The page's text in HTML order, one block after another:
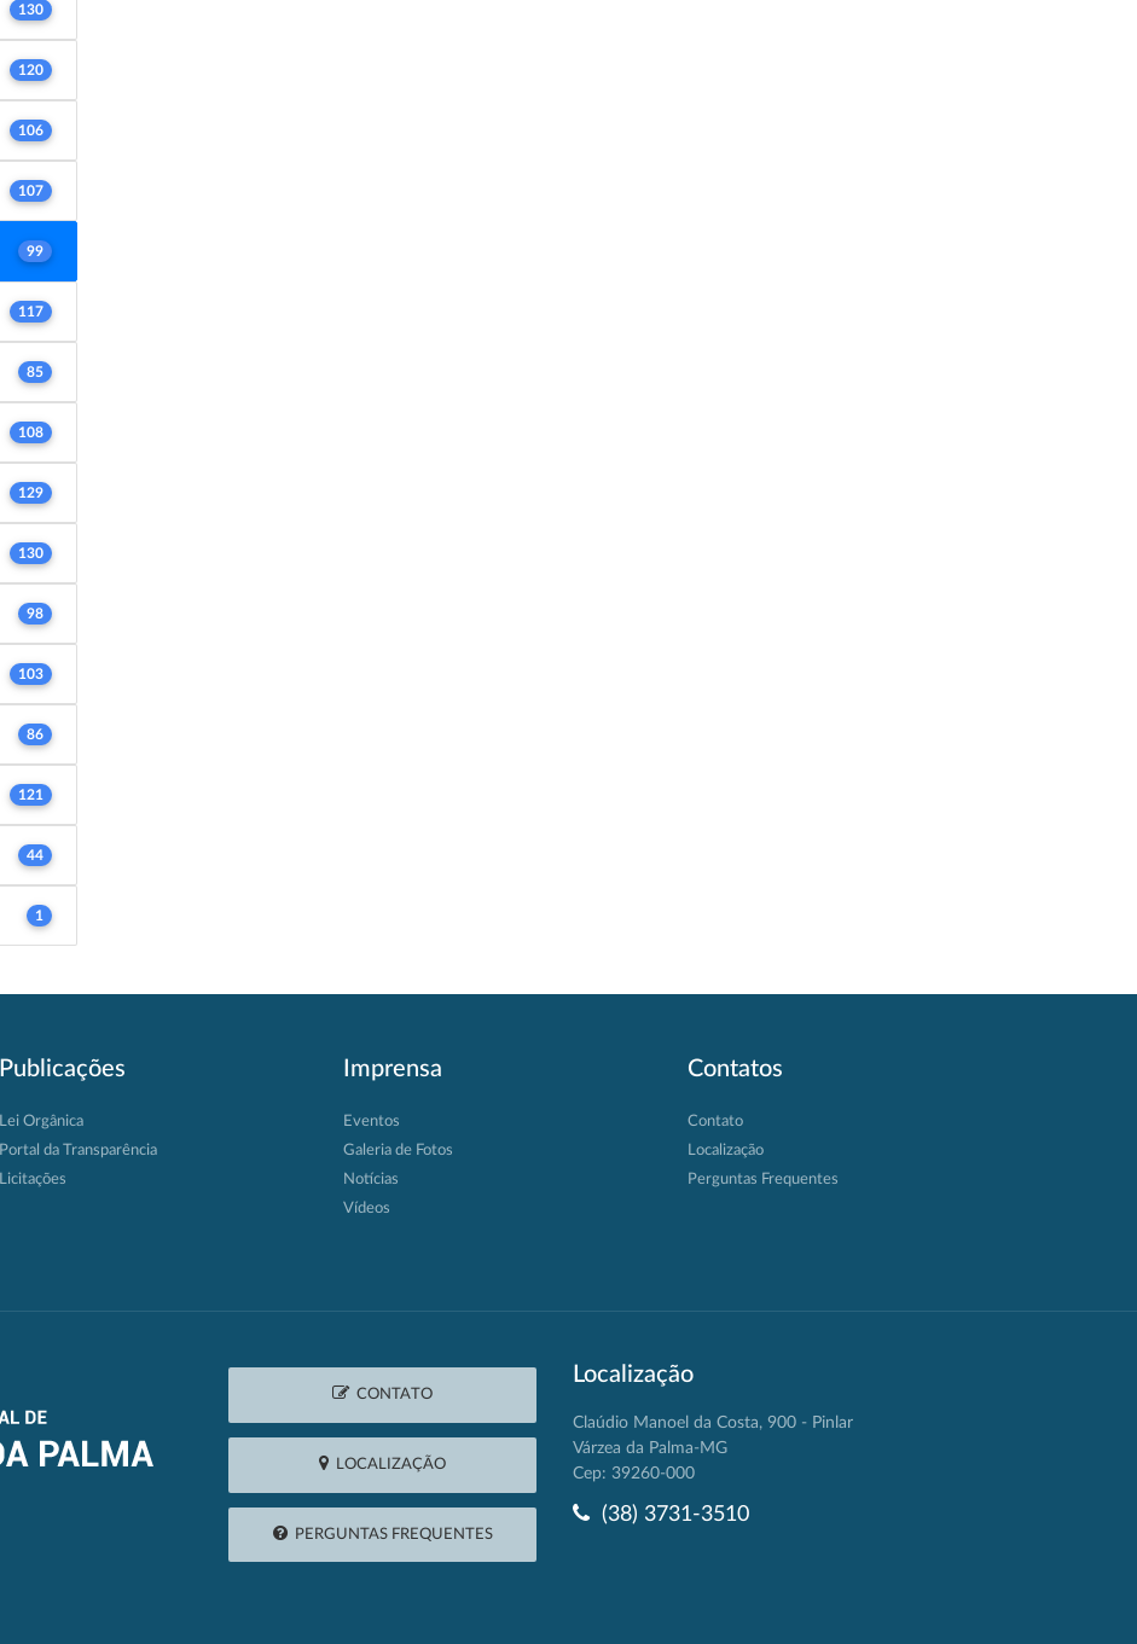
130
120
106
107
99
117
85
108
129
130
98
103
86
121
44
1
Publicações
Lei Orgânica
Portal da Transparência
Licitações
Imprensa
Eventos
Galeria de Fotos
Notícias
Vídeos
Contatos
Contato
Localização
Perguntas Frequentes
CONTATO
LOCALIZAÇÃO
PERGUNTAS FREQUENTES
Localização
Claúdio Manoel da Costa, 900 - Pinlar
Várzea da Palma-MG
Cep: 39260-000
(38) 3731-3510